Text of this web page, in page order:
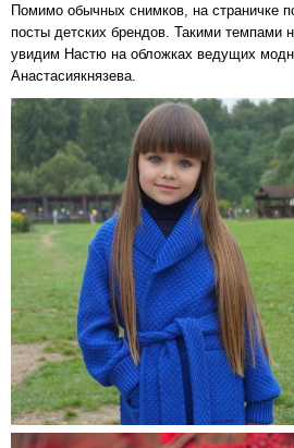
Помимо обычных снимков, на страничке
посты детских брендов. Такими темпами
увидим Настю на обложках ведущих
Анастасиякнязева.